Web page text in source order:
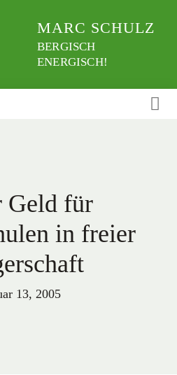
MARC SCHULZ
BERGISCH
ENERGISCH!
Geld für
in freier
13, 2005